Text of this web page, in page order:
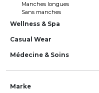
Manches longues
Sans manches
Wellness & Spa
Casual Wear
Médecine & Soins
Marke